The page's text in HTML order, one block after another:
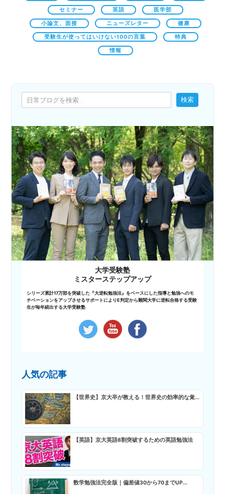
セミナー 英語 医学部
小論文、面接 ニューズレター 健康
受験生が使ってはいけない100の言葉 特典
情報
検索
検索
大学受験塾
ミスターステップアップ
シリーズ累計17万部を突破した『大逆転勉強法』をベースにした指導と勉強へのモ
チベーションをアップさせるサポートによりE判定から難関大学に逆転合格する受験
生が毎年続出する大学受験塾
人気の記事
【世界史】京大卒が教える！世界史の効率的な覚...
【英語】京大英語8割突破するための英語勉強法
数学勉強法完全版｜偏差値30から70までUP...